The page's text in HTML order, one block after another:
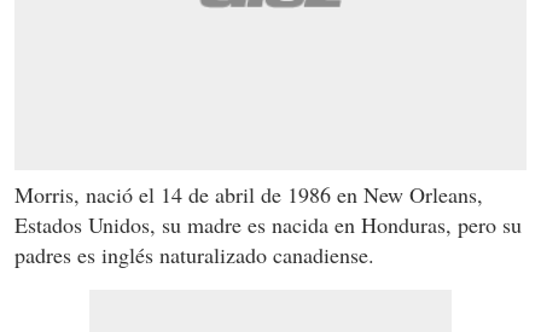
Morris, nació el 14 de abril de 1986 en New Orleans,
Estados Unidos, su madre es nacida en Honduras, pero su
padres es inglés naturalizado canadiense.